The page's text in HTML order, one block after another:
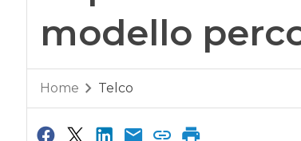
modello
Home Telco